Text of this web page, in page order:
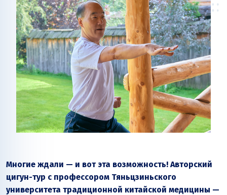
Многие ждали — и вот эта возможность! Авторский
цигун-тур с профессором Тяньцзиньского
университета традиционной китайской медицины —